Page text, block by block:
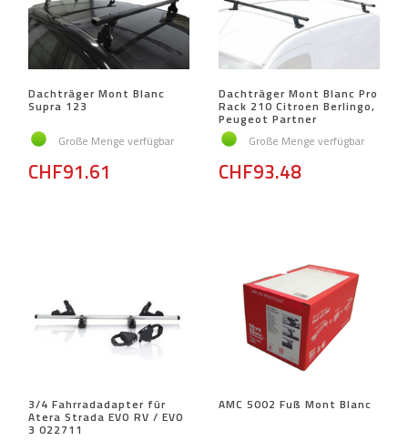
Dachträger Mont Blanc
Supra 123
Große Menge verfügbar
CHF91.61
Dachträger Mont Blanc Pro
Rack 210 Citroen Berlingo,
Peugeot Partner
Große Menge verfügbar
CHF93.48
3/4 Fahrradadapter für
Atera Strada EVO RV / EVO
3 022711
AMC 5002 Fuß Mont Blanc